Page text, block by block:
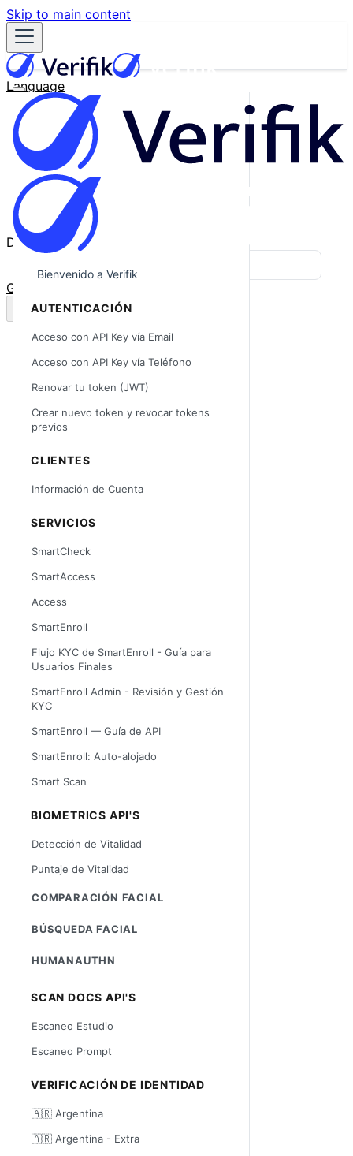
Skip to main content
Language
English
Español
Français
Português
한국어
日本語
中文
Docs
GitHub
Bienvenido a Verifik
AUTENTICACIÓN
Acceso con API Key vía Email
Acceso con API Key vía Teléfono
Renovar tu token (JWT)
Crear nuevo token y revocar tokens
previos
CLIENTES
Información de Cuenta
SERVICIOS
SmartCheck
SmartAccess
Access
SmartEnroll
Flujo KYC de SmartEnroll - Guía para
Usuarios Finales
SmartEnroll Admin - Revisión y Gestión
KYC
SmartEnroll — Guía de API
SmartEnroll: Auto-alojado
Smart Scan
BIOMETRICS API'S
Detección de Vitalidad
Puntaje de Vitalidad
COMPARACIÓN FACIAL
BÚSQUEDA FACIAL
HUMANAUTHN
SCAN DOCS API'S
Escaneo Estudio
Escaneo Prompt
VERIFICACIÓN DE IDENTIDAD
🇦🇷 Argentina
🇦🇷 Argentina - Extra